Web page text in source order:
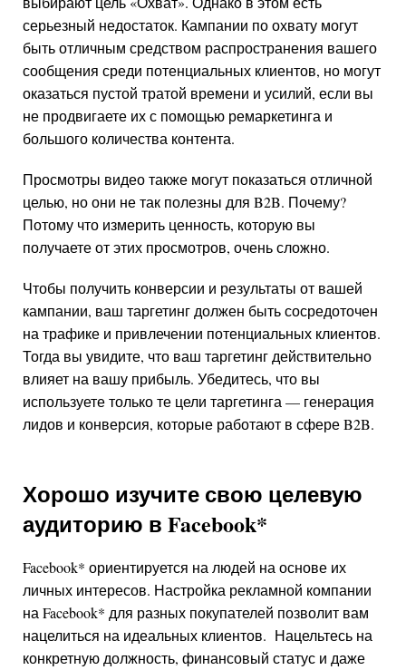
серьезный недостаток. Кампании по охвату могут
быть отличным средством распространения вашего
сообщения среди потенциальных клиентов, но могут
оказаться пустой тратой времени и усилий, если вы
не продвигаете их с помощью ремаркетинга и
большого количества контента.
Просмотры видео также могут показаться отличной
целью, но они не так полезны для B2B. Почему?
Потому что измерить ценность, которую вы
получаете от этих просмотров, очень сложно.
Чтобы получить конверсии и результаты от вашей
кампании, ваш таргетинг должен быть сосредоточен
на трафике и привлечении потенциальных клиентов.
Тогда вы увидите, что ваш таргетинг действительно
влияет на вашу прибыль. Убедитесь, что вы
используете только те цели таргетинга — генерация
лидов и конверсия, которые работают в сфере B2B.
Хорошо изучите свою целевую
аудиторию в Facebook*
Facebook* ориентируется на людей на основе их
личных интересов. Настройка рекламной компании
наFacebook* для разных покупателей позволит вам
нацелиться на идеальных клиентов. Нацельтесь на
конкретную должность, финансовый статус и даже